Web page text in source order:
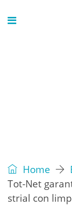
Home
Tot-Net
strial con